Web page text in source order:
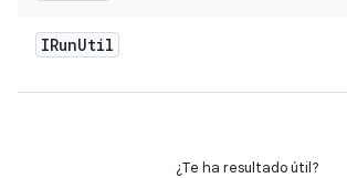
IRunUtil
¿Te ha resultado útil?